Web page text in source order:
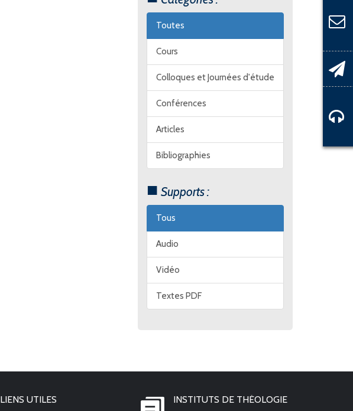
Toutes
Cours
Colloques et Journées d'étude
Conférences
Articles
Bibliographies
Supports :
Tous
Audio
Vidéo
Textes PDF
LIENS UTILES INSTITUTS DE THÉOLOGIE